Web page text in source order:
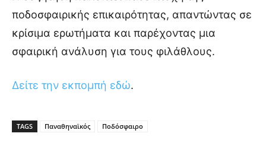
ποδοσφαιρικής επικαιρότητας, απαντώντας σε
κρίσιμα ερωτήματα και παρέχοντας μια
σφαιρική ανάλυση για τους φιλάθλους.
Δείτε την εκπομπή εδώ.
TAGS Παναθηναϊκός Ποδόσφαιρο